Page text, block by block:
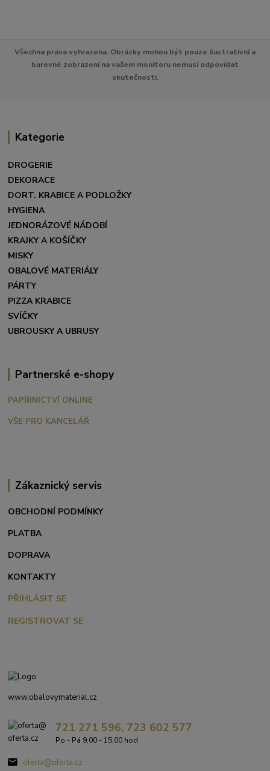
Všechna práva vyhrazena. Obrázky mohou být pouze ilustrativní a
barevné zobrazení na vašem monitoru nemusí odpovídat
skutečnosti.
Kategorie
DROGERIE
DEKORACE
DORT. KRABICE A PODLOŽKY
HYGIENA
JEDNORÁZOVÉ NÁDOBÍ
KRAJKY A KOŠÍČKY
MISKY
OBALOVÉ MATERIÁLY
PÁRTY
PIZZA KRABICE
SVÍČKY
UBROUSKY A UBRUSY
Partnerské e-shopy
PAPÍRNICTVÍ ONLINE
VŠE PRO KANCELÁŘ
Zákaznický servis
OBCHODNÍ PODMÍNKY
PLATBA
DOPRAVA
KONTAKTY
PŘIHLÁSIT SE
REGISTROVAT SE
www.obalovymaterial.cz
721 271 596, 723 602 577
Po - Pá 9,00 - 15,00 hod
oferta@oferta.cz